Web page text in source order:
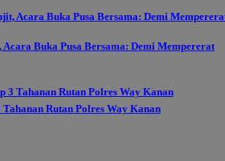
Buka Pusa Bersama: Demi Mempererat
Rutan Polres Way Kanan